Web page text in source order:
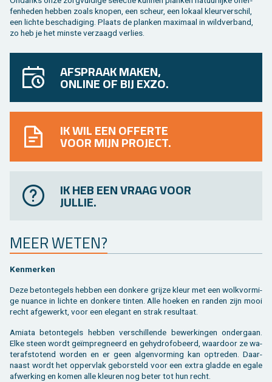
fen­he­den heb­ben zoals kno­pen, een scheur, een lo­kaal kleur­ver­schil,
een lich­te be­scha­di­ging. Plaats de plan­ken maxi­maal in wild­ver­band,
zo heb je het min­ste ver­zaagd ver­lies.
AFSPRAAK MAKEN,
ONLINE OF BIJ EXZO.
IK WIL EEN OFFERTE
VOOR MIJN PROJECT.
IK HEB EEN VRAAG VOOR
JULLIE.
MEER WETEN?
Ken­mer­ken
Deze be­ton­te­gels heb­ben een don­ke­re grij­ze kleur met een wolkvor­mi­
ge nu­an­ce in lich­te en don­ke­re tin­ten. Alle hoe­ken en ran­den zijn mooi
recht af­ge­werkt, voor een ele­gant en strak re­sul­taat.
Ami­a­ta be­ton­te­gels heb­ben ver­schil­len­de be­wer­kin­gen on­der­gaan.
Elke steen wordt geïmpreg­neerd en ge­hy­dro­fo­beerd, waar­door ze wa­
ter­af­sto­tend wor­den en er geen al­gen­vor­ming kan op­tre­den. Daar­
naast wordt het op­per­vlak ge­bor­steld voor een extra glad­de en egale
af­wer­king en komen alle kleu­ren nog beter tot hun recht.